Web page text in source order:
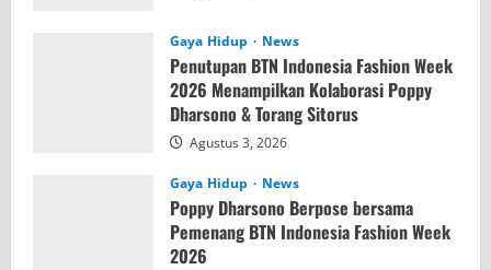
Gaya Hidup News
Penutupan BTN Indonesia Fashion Week
2026 Menampilkan Kolaborasi Poppy
Dharsono & Torang Sitorus
Agustus 3, 2026
Gaya Hidup News
Poppy Dharsono Berpose bersama
Pemenang BTN Indonesia Fashion Week
2026